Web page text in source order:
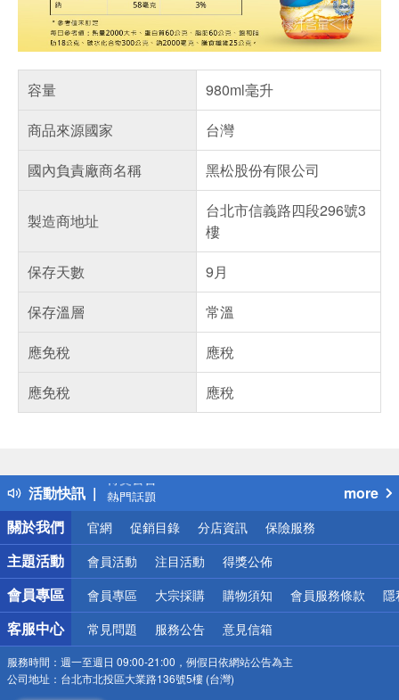
容量
980ml毫升
商品來源國家
台灣
國內負責廠商名稱
黑松股份有限公司
製造商地址
台北市信義路四段296號3
樓
保存天數
9月
保存溫層
常溫
應免稅
應稅
應免稅
應稅
活動快訊
得獎公告
熱門話題
銀行優惠
偏遠地區配送
詐騙網頁！請小心！
more
關於我們
官網 促銷目錄 分店資訊 保險服務
主題活動 會員活動 注目活動 得獎公佈
會員專區 會員專區 大宗採購 購物須知 會員服務條款 隱
客服中心 常見問題 服務公告 意見信箱
服務時間： 週一至週日 09:00-21:00，例假日依網站公告為主
公司地址： 台北市北投區大業路136號5樓 (台灣)